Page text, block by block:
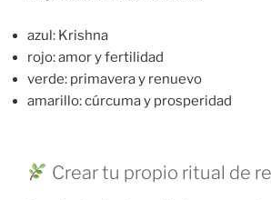
azul: Krishna
rojo: amor y fertilidad
verde: primavera y renuevo
amarillo: cúrcuma y prosperidad
Crear tu propio ritual de